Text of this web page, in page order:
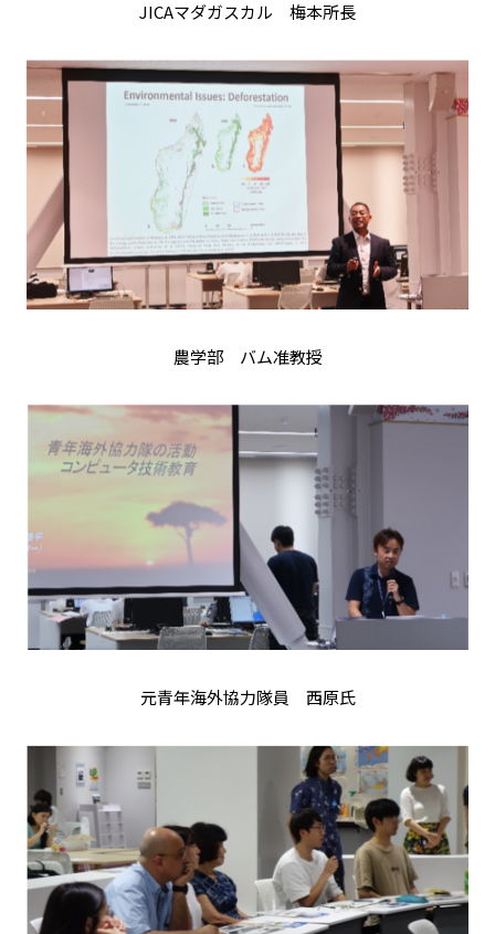
JICAマダガスカル 梅本所長
農学部 バム准教授
元青年海外協力隊員 西原氏